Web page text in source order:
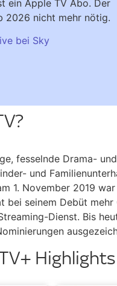
ein Apple TV Abo. Der
2026 nicht mehr nötig.
bei Sky
fesselnde Drama-
und
1. November 2019
bei seinem Debüt
Dienst. Bis